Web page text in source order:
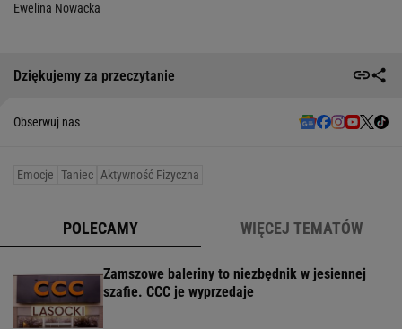
Ewelina Nowacka
Dziękujemy za przeczytanie
Obserwuj nas
Emocje Taniec Aktywność Fizyczna
POLECAMY WIĘCEJ TEMATÓW
Zamszowe baleriny to niezbędnik w jesiennej
szafie. CCC je wyprzedaje